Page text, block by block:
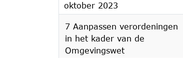
oktober 2023
7 Aanpassen verordeningen
in het kader van de
Omgevingswet